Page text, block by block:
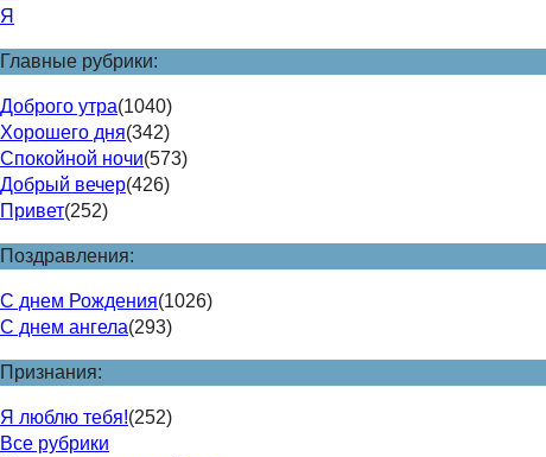
Я
Главные рубрики:
Доброго утра(1040)
Хорошего дня(342)
Спокойной ночи(573)
Добрый вечер(426)
Привет(252)
Поздравления:
С днем Рождения(1026)
С днем ангела(293)
Признания:
Я люблю тебя!(252)
Все рубрики